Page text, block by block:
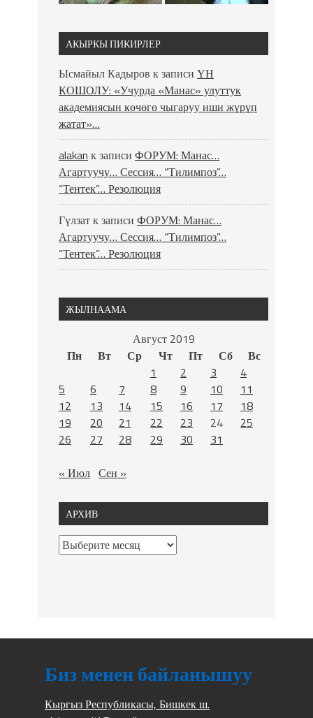
АКЫРКЫ ПИКИРЛЕР
Ысмайыл Кадыров к записи ҮН
КОШОЛУ: «Учурда «Манас» улуттук
академиясын көчөгө чыгаруу иши жүрүп
жатат»…
alakan к записи ФОРУМ: Манас…
Агартуучу… Сессия… “Тилимпоз”…
“Тентек”… Резолюция
Гүлзатк записи ФОРУМ: Манас…
Агартуучу… Сессия… “Тилимпоз”…
“Тентек”… Резолюция
ЖЫЛНААМА
Август 2019
Пн
Вт Ср Чт Пт Сб
Вс
1
2 3
4
5
6 7 8 9 10
11
12
13 14 15 16 17
18
19
20 21 22 23 24
25
26
27 28 29 30
31
« Июл Сен »
АРХИВ
Биз менен байланышуу
Кыргыз Республикасы, Бишкек ш.